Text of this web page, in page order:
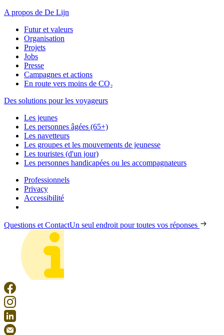
A propos de De Lijn
Futur et valeurs
Organisation
Projets
Jobs
Presse
Campagnes et actions
En route vers moins de CO₂
Des solutions pour les voyageurs
Les jeunes
Les personnes âgées (65+)
Les navetteurs
Les groupes et les mouvements de jeunesse
Les touristes (d'un jour)
Les personnes handicapées ou les accompagnateurs
Professionnels
Privacy
Accessibilité
Questions et ContactUn seul endroit pour toutes vos réponses